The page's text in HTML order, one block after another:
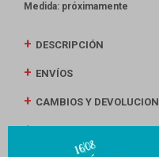
Medida: próximamente
DESCRIPCIÓN
ENVÍOS
CAMBIOS Y